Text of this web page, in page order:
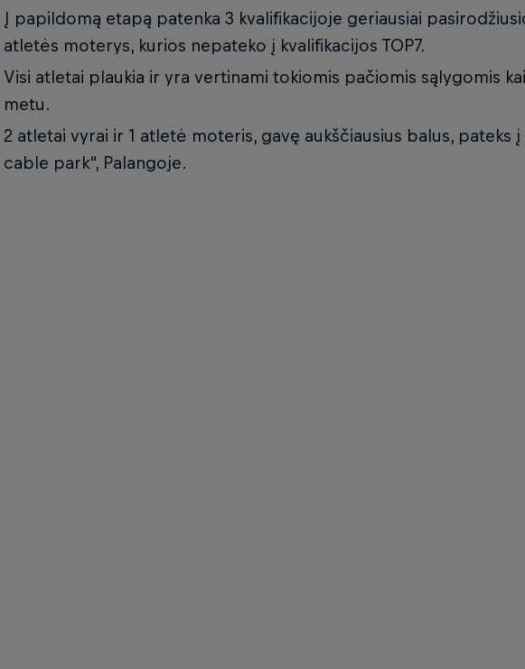
Į papildomą etapą patenka 3 kvalifikacijoje geriausiai
atletės moterys, kurios nepateko į kvalifikacijos TOP7.
Visi atletai plaukia ir yra vertinami tokiomis pačiomis sąlygomis
metu.
2 atletai vyrai ir 1 atletė moteris, gavę aukščiausius balus, pateks į
cable park“, Palangoje.